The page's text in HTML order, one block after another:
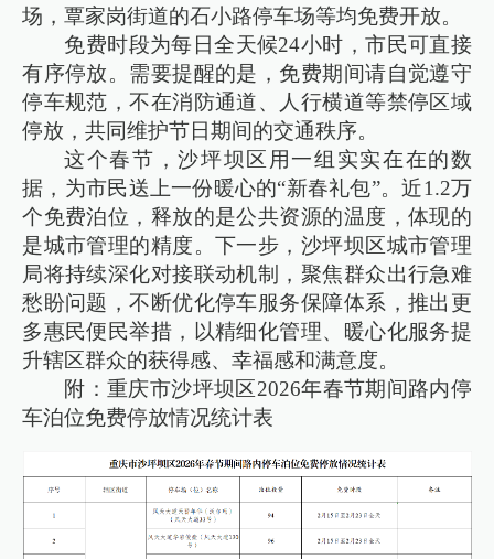
场，覃家岗街道的石小路停车场等均免费开放。
免费时段为每日全天候24小时，市民可直接
有序停放。需要提醒的是，免费期间请自觉遵守
停车规范，不在消防通道、人行横道等禁停区域
停放，共同维护节日期间的交通秩序。
这个春节，沙坪坝区用一组实实在在的数
据，为市民送上一份暖心的“新春礼包”。近1.2万
个免费泊位，释放的是公共资源的温度，体现的
是城市管理的精度。下一步，沙坪坝区城市管理
局将持续深化对接联动机制，聚焦群众出行急难
愁盼问题，不断优化停车服务保障体系，推出更
多惠民便民举措，以精细化管理、暖心化服务提
升辖区群众的获得感、幸福感和满意度。
附：重庆市沙坪坝区2026年春节期间路内停
车泊位免费停放情况统计表